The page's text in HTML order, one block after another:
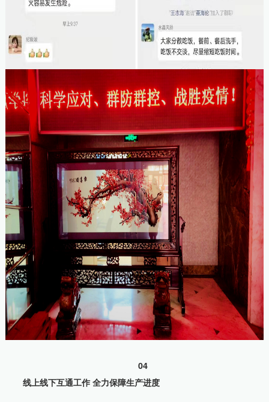
04
线上线下互通工作 全力保障生产进度